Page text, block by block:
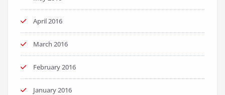
April 2016
March 2016
February 2016
January 2016